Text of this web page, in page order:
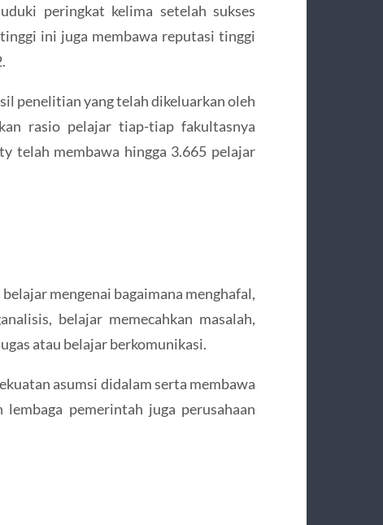
peringkat kelima setelah sukses
ini juga membawa reputasi tinggi
penelitian yang telah dikeluarkan oleh
rasio pelajar tiap-tiap fakultasnya
telah membawa hingga 3.665 pelajar
mengenai bagaimana menghafal,
belajar memecahkan masalah,
atau belajar berkomunikasi.
asumsi didalam serta membawa
pemerintah juga perusahaan